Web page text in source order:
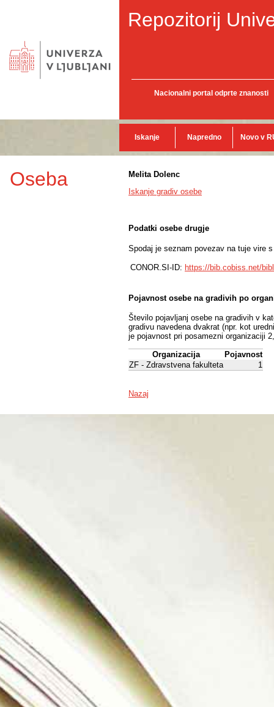
Repozitorij
Nacionalni portal odprte znanosti
Iskanje Napredno Novo v
Oseba
Melita Dolenc
Iskanje gradiv osebe
Podatki osebe drugje
Spodaj je seznam povezav na tuje vire
CONOR.SI-ID: https://bib.cobiss.net/
Pojavnost osebe na gradivih po
Število pojavljanj osebe na gradivih v
gradivu navedena dvakrat (npr. kot
je pojavnost pri posamezni organizaciji
Organizacija
Pojavnost
ZF - Zdravstvena fakulteta
1
Nazaj